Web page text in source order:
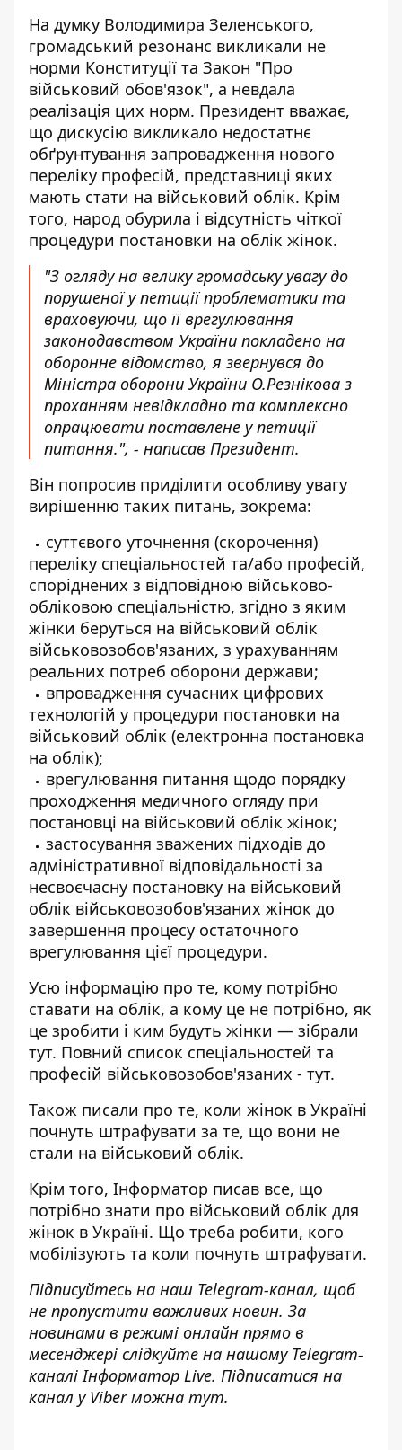
На думку Володимира Зеленського,
громадський резонанс викликали не
норми Конституції та Закон "Про
військовий обов'язок", а невдала
реалізація цих норм. Президент вважає,
що дискусію викликало недостатнє
обґрунтування запровадження нового
переліку професій, представниці яких
мають стати на військовий облік. Крім
того, народ обурила і відсутність чіткої
процедури постановки на облік жінок.
"З огляду на велику громадську увагу до
порушеної у петиції проблематики та
враховуючи, що її врегулювання
законодавством України покладено на
оборонне відомство, я звернувся до
Міністра оборони України О.Резнікова з
проханням невідкладно та комплексно
опрацювати поставлене у петиції
питання.", - написав Президент.
Він попросив приділити особливу увагу
вирішенню таких питань, зокрема:
суттєвого уточнення (скорочення)
переліку спеціальностей та/або професій,
споріднених з відповідною військово-
обліковою спеціальністю, згідно з яким
жінки беруться на військовий облік
військовозобов'язаних, з урахуванням
реальних потреб оборони держави;
впровадження сучасних цифрових
технологій у процедури постановки на
військовий облік (електронна постановка
на облік);
врегулювання питання щодо порядку
проходження медичного огляду при
постановці на військовий облік жінок;
застосування зважених підходів до
адміністративної відповідальності за
несвоєчасну постановку на військовий
облік військовозобов'язаних жінок до
завершення процесу остаточного
врегулювання цієї процедури.
Усю інформацію про те, кому потрібно
ставати на облік, а кому це не потрібно, як
це зробити і ким будуть жінки — зібрали
тут. Повний список спеціальностей та
професій військовозобов'язаних - тут.
Також писали про те, коли жінок в Україні
почнуть штрафувати за те, що вони не
стали на військовий облік.
Крім того, Інформатор писав все, що
потрібно знати про військовий облік для
жінок в Україні. Що треба робити, кого
мобілізують та коли почнуть штрафувати.
Підписуйтесь на наш Telegram-канал, щоб
не пропустити важливих новин. За
новинами в режимі онлайн прямо в
месенджері слідкуйте на нашому Telegram-
каналіІнформатор Live. Підписатися на
канал у Viber можна тут.